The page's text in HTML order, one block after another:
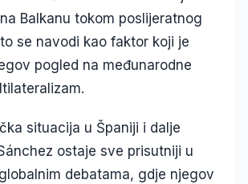
Balkanu tokom poslijeratnog
se navodi kao faktor koji je
pogled na međunarodne
situacija u Španiji i dalje
ostaje sve prisutniji u
debatama, gdje njegov